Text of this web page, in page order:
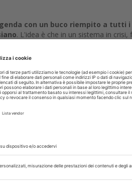
con un buco riempito a tutti
. L'idea è che in un sistema in
gente — l'importante è che le
poltrona non deve stare ferma.
in cui poteva entrare una prima
di giovedì che poteva
Risultato:320 euro invece di 3.500.E
sbagliato. Stai guardando la
guadagnato — e non stai calcolando
lo chiamano
tuo studio, il costo-opportunità di
Mai pianti.
più contenere.
per i lavori giusti. Anche quando